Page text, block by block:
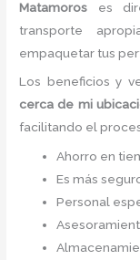
Matamoros es
transporte
empaquetar tus
Los beneficios y
cerca de mi
facilitando el
Ahorro en
Es más
Personal